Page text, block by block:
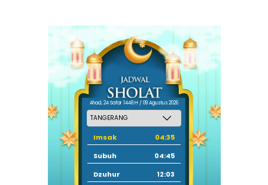
Ahad, 24 Safar 1448 H / 09 Agustus 2026
Imsak
04:35
Subuh
04:45
Dzuhur
12:03